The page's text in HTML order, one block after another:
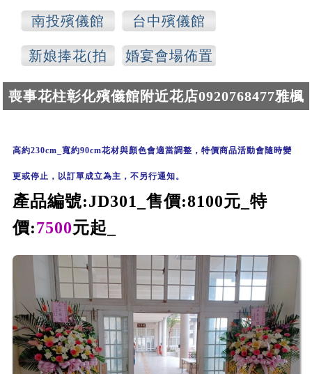
南投殯儀館 台中殯儀館
新娘捧花(拍
婚宴會場佈置
喪事花柱彰化殯儀館附近花店0920768477雅楓
高約230cm_寬約90cm花材與顏色會適當調整， 特價商品活動會隨時變
更或停止 ， 以訂單成立為主，不另行通知。
產品編號:JD301_ 售價:8100元_ 特
價:7500元起_